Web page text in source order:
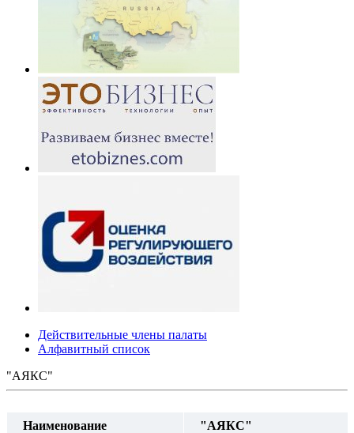
Действительные члены палаты
Алфавитный список
"АЯКС"
Наименование "АЯКС"